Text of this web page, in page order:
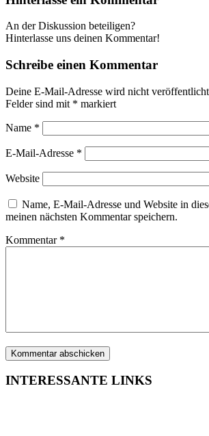
An der Diskussion beteiligen?
Hinterlasse uns deinen Kommentar!
Schreibe einen Kommentar
Deine E-Mail-Adresse wird nicht
Felder sind mit * markiert
Name *
E-Mail-Adresse *
Website
Name, E-Mail-Adresse und Website in
meinen nächsten Kommentar speichern.
Kommentar *
INTERESSANTE LINKS